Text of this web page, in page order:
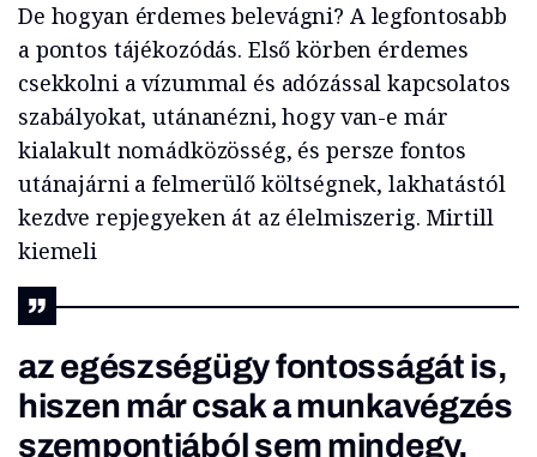
De hogyan érdemes belevágni? A legfontosabb
a pontos tájékozódás. Első körben érdemes
csekkolni a vízummal és adózással kapcsolatos
szabályokat, utánanézni, hogy van-e már
kialakult nomádközösség, és persze fontos
utánajárni a felmerülő költségnek, lakhatástól
kezdve repjegyeken át az élelmiszerig. Mirtill
kiemeli
az egészségügy fontosságát is,
hiszen már csak a munkavégzés
szempontjából sem mindegy,